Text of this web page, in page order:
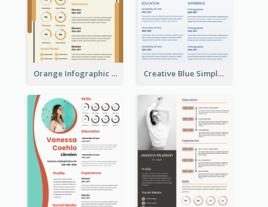
Orange Infographic Market Analyst Resume Creative Blue Simple Resume